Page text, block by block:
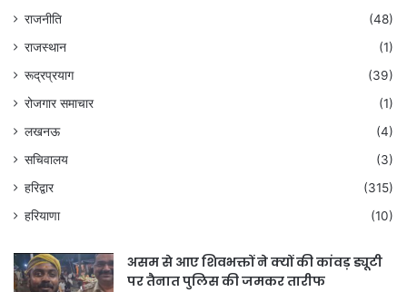
राजनीति
(48)
राजस्थान
(1)
रूद्रप्रयाग
(39)
रोजगार समाचार
(1)
लखनऊ
(4)
सचिवालय
(3)
हरिद्वार
(315)
हरियाणा
(10)
असम से आए शिवभक्तों ने क्यों की कांवड़ ड्यूटी
पर तैनात पुलिस की जमकर तारीफ